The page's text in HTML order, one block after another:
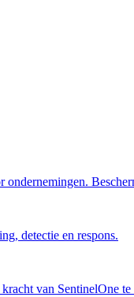
detectie en respons.
van SentinelOne te